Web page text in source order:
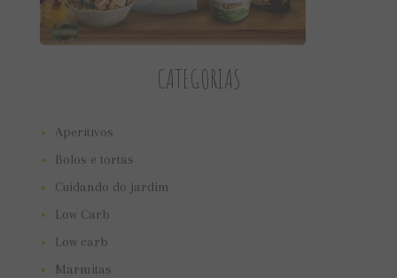
CATEGORIAS
Aperitivos
Bolos e tortas
Cuidando do jardim
Low Carb
Low carb
Marmitas